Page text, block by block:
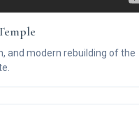
and modern rebuilding of the